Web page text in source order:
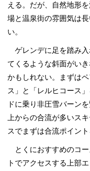
える。だが、自然地形
場と温泉街の雰囲気は
い。
ゲレンデに足を踏み入
てくるような斜面がい
かもしれない。まずは
ス」と「レルヒコース
ドに乗り非圧雪バーン
上からの合流が多いス
スでまずは合流ポイン
とくにおすすめのコー
トでアクセスする上部